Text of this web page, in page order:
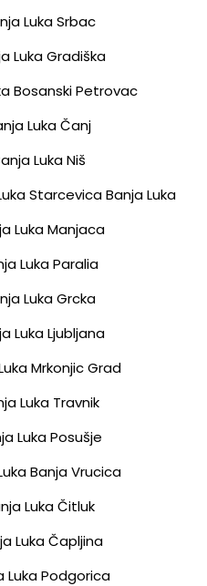
Luka Srbac
Luka Gradiška
Bosanski Petrovac
Luka Čanj
Luka Niš
Starcevica Banja Luka
Luka Manjaca
Luka Paralia
Luka Grcka
Luka Ljubljana
Mrkonjic Grad
Luka Travnik
Luka Posušje
Banja Vrucica
Luka Čitluk
Luka Čapljina
Luka Podgorica